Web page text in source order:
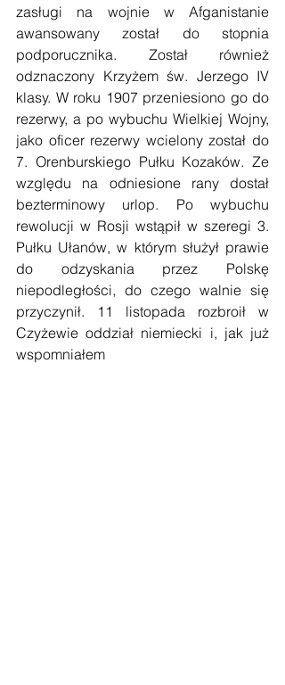
zasługi na wojnie w Afganistanie
awansowany został do stopnia
podporucznika. Został również
odznaczony Krzyżem św. Jerzego IV
klasy. W roku 1907 przeniesiono go do
rezerwy, a po wybuchu Wielkiej Wojny,
jako oficer rezerwy wcielony został do
7. Orenburskiego Pułku Kozaków. Ze
względu na odniesione rany dostał
bezterminowy urlop. Po wybuchu
rewolucji w Rosji wstąpił w szeregi 3.
Pułku Ułanów, w którym służył prawie
do odzyskania przez Polskę
niepodległości, do czego walnie się
przyczynił. 11 listopada rozbroił w
Czyżewie oddział niemiecki i, jak już
wspomniałem